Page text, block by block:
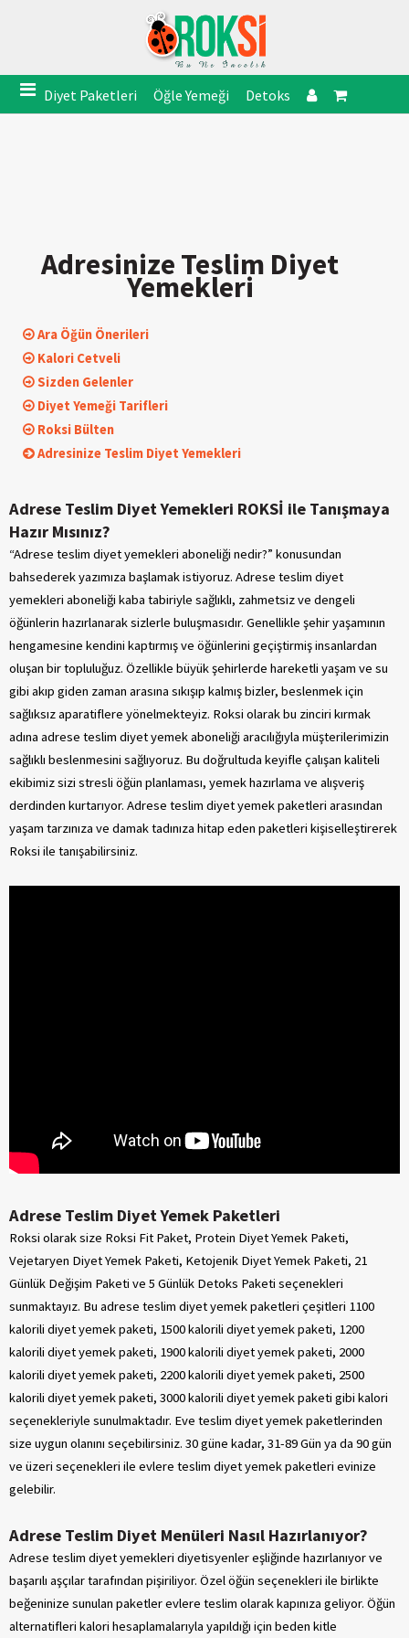
Diyet Paketleri Öğle Yemeği Detoks
Adresinize Teslim Diyet
Yemekleri
Ara Öğün Önerileri
Kalori Cetveli
Sizden Gelenler
Diyet Yemeği Tarifleri
Roksi Bülten
Adresinize Teslim Diyet Yemekleri
Adrese Teslim Diyet Yemekleri ROKSİ ile Tanışmaya
Hazır Mısınız?
“Adrese teslim diyet yemekleri aboneliği nedir?” konusundan
bahsederek yazımıza başlamak istiyoruz. Adrese teslim diyet
yemekleri aboneliği kaba tabiriyle sağlıklı, zahmetsiz ve dengeli
öğünlerin hazırlanarak sizlerle buluşmasıdır. Genellikle şehir yaşamının
hengamesine kendini kaptırmış ve öğünlerini geçiştirmiş insanlardan
oluşan bir topluluğuz. Özellikle büyük şehirlerde hareketli yaşam ve su
gibi akıp giden zaman arasına sıkışıp kalmış bizler, beslenmek için
sağlıksız aparatiflere yönelmekteyiz. Roksi olarak bu zinciri kırmak
adına adrese teslim diyet yemek aboneliği aracılığıyla müşterilerimizin
sağlıklı beslenmesini sağlıyoruz. Bu doğrultuda keyifle çalışan kaliteli
ekibimiz sizi stresli öğün planlaması, yemek hazırlama ve alışveriş
derdinden kurtarıyor. Adrese teslim diyet yemek paketleri arasından
yaşam tarzınıza ve damak tadınıza hitap eden paketleri kişiselleştirerek
Roksi ile tanışabilirsiniz.
Adrese Teslim Diyet Yemek Paketleri
Roksi olarak size Roksi Fit Paket, Protein Diyet Yemek Paketi,
Vejetaryen Diyet Yemek Paketi, Ketojenik Diyet Yemek Paketi, 21
Günlük Değişim Paketi ve 5 Günlük Detoks Paketi seçenekleri
sunmaktayız. Bu adrese teslim diyet yemek paketleri çeşitleri 1100
kalorili diyet yemek paketi, 1500 kalorili diyet yemek paketi, 1200
kalorili diyet yemek paketi, 1900 kalorili diyet yemek paketi, 2000
kalorili diyet yemek paketi, 2200 kalorili diyet yemek paketi, 2500
kalorili diyet yemek paketi, 3000 kalorili diyet yemek paketi gibi kalori
seçenekleriyle sunulmaktadır. Eve teslim diyet yemek paketlerinden
size uygun olanını seçebilirsiniz. 30 güne kadar, 31-89 Gün ya da 90 gün
ve üzeri seçenekleri ile evlere teslim diyet yemek paketleri evinize
gelebilir.
Adrese Teslim Diyet Menüleri Nasıl Hazırlanıyor?
Adrese teslim diyet yemekleri diyetisyenler eşliğinde hazırlanıyor ve
başarılı aşçılar tarafından pişiriliyor. Özel öğün seçenekleri ile birlikte
beğeninize sunulan paketler evlere teslim olarak kapınıza geliyor. Öğün
alternatifleri kalori hesaplamalarıyla yapıldığı için beden kitle